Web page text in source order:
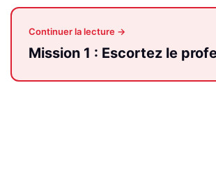
Continuer la lecture →
Mission 1 : Escortez le